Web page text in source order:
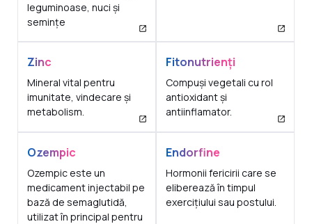
leguminoase, nuci și
semințe
Zinc
Mineral vital pentru
imunitate, vindecare și
metabolism.
Fitonutrienți
Compuși vegetali cu rol
antioxidant și
antiinflamator.
Ozempic
Ozempic este un
medicament injectabil pe
bază de semaglutidă,
utilizat în principal pentru
Endorfine
Hormonii fericirii care se
eliberează în timpul
exercițiului sau postului.